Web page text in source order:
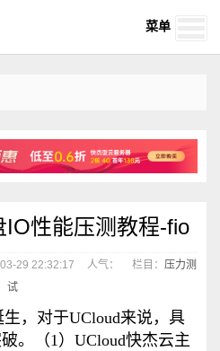
菜单
IO性能压测教程-fio
29 22:32:17 人气： 栏目： 压力测
试
，对于UCloud来说，具
。
（1）UCloud快杰云主